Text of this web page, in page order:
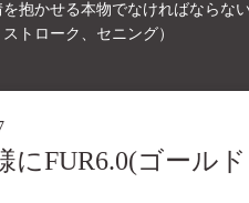
抱かせる本物でなければならな
トローク、セニング）
にFUR6.0(ゴール